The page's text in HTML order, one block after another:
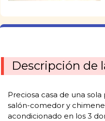
Descripción de
Preciosa casa de una
salón-comedor y
acondicionado en los 3